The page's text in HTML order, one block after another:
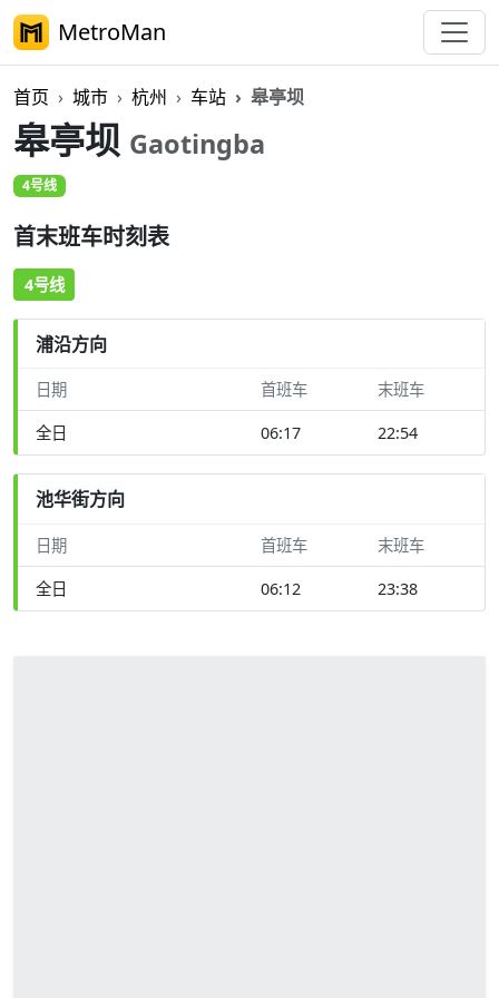
MetroMan
首页 城市 杭州 车站 皋亭坝
皋亭坝 Gaotingba
4号线
首末班车时刻表
4号线
浦沿方向
日期 首班车 末班车
全日 06:17 22:54
池华街方向
日期 首班车 末班车
全日 06:12 23:38